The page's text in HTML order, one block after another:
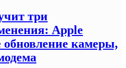
три
Apple
обновление камеры,